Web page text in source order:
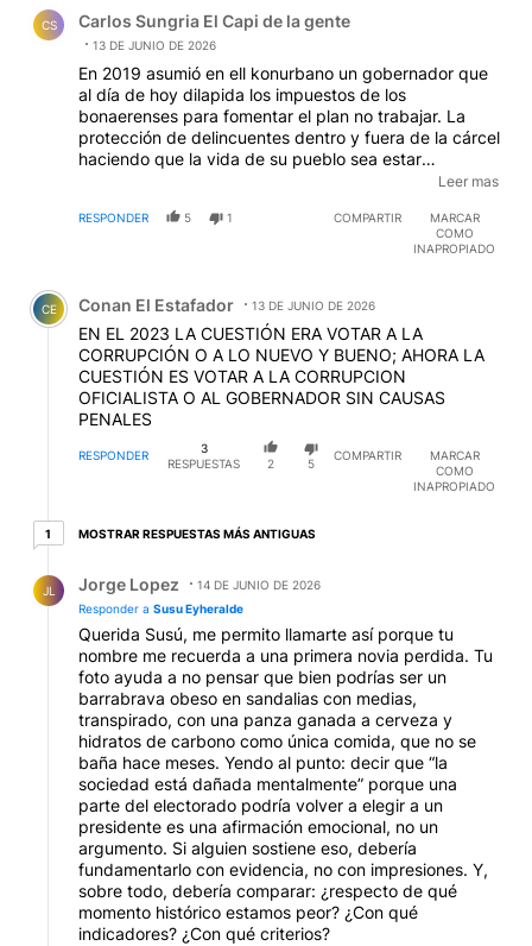
CS Carlos Sungria El Capi de la gente
13 DE JUNIO DE 2026
En 2019 asumió en ell konurbano un gobernador que
al día de hoy dilapida los impuestos de los
bonaerenses para fomentar el plan no trabajar. La
protección de delincuentes dentro y fuera de la cárcel
haciendo que la vida de su pueblo sea estar
enrejados permanentemente o ser asaltado cuando
funcional inseguridad. El narcotráfico es una
constante y de la educación ni hablemos, es más fácil
debe padecer o dar explicaciones permanentes fijate
este caso
https://x.com/gonziver/status/2065841174175171018
?s=20o bien este otro
https://x.com/Trumperizar/status/206590454513002
4986?s=20
Leer mas
RESPONDER 5 1 COMPARTIR
MARCAR
COMO
INAPROPIADO
Comentario de Conan El Estafador.
CE Conan El Estafador 13 DE JUNIO DE 2026
EN EL 2023 LA CUESTIÓN ERA VOTAR A LA
CORRUPCIÓN O A LO NUEVO Y BUENO; AHORA LA
CUESTIÓN ES VOTAR A LA CORRUPCION
OFICIALISTA O AL GOBERNADOR SIN CAUSAS
PENALES
RESPONDER
3
RESPUESTAS
2 5
COMPARTIR
MARCAR
COMO
INAPROPIADO
11 respuesta más antiguas
MOSTRAR RESPUESTAS MÁS ANTIGUAS
JL Jorge Lopez
14 DE JUNIO DE 2026
Responder a Susu Eyheralde
Querida Susú, me permito llamarte así porque tu
nombre me recuerda a una primera novia perdida. Tu
foto ayuda a no pensar que bien podrías ser un
barrabrava obeso en sandalias con medias,
transpirado, con una panza ganada a cerveza y
hidratos de carbono como única comida, que no se
baña hace meses. Yendo al punto: decir que “la
sociedad está dañada mentalmente” porque una
parte del electorado podría volver a elegir a un
presidente es una afirmación emocional, no un
argumento. Si alguien sostiene eso, debería
fundamentarlo con evidencia, no con impresiones. Y,
sobre todo, debería comparar: ¿respecto de qué
momento histórico estamos peor? ¿Con qué
indicadores? ¿Con qué criterios?